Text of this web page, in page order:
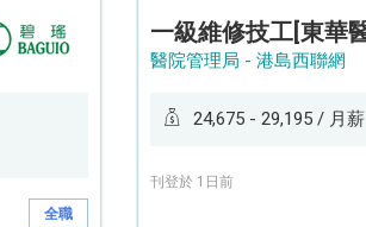
全職
醫院管理局 - 港島西聯網
24,675 - 29,195 / 月薪
刊登於 1日前